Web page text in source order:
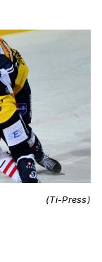
(Ti-Press)